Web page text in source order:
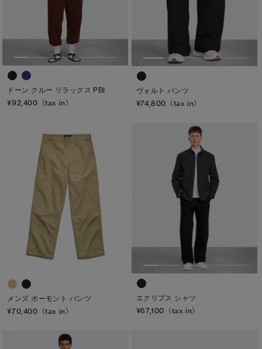
ドーン クルー リラックス PBI
¥92,400（tax in）
ヴォルト パンツ
¥74,800（tax in）
メンズ ボーモント パンツ
¥70,400（tax in）
エクリプス シャツ
¥67,100（tax in）